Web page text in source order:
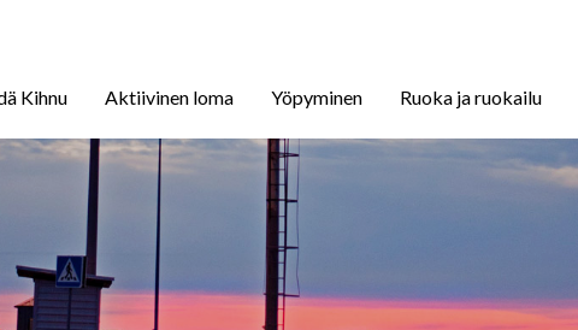
Kihnu Aktiivinen loma Yöpyminen Ruoka ja ruokailu